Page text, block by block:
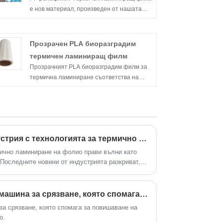
е нов материал, произведен от нашата
модели и е обичан от клиентите.
Прозрачен PLA биоразградим
термичен ламиниращ филм
Прозрачният PLA биоразградим филм за
термична ламиниране съответства на
Съединените щати, а заинтересованите
извадят и поръчват.
Пробив в печатната индустрия с технологията за термично ламиниране
ламиниране на фолио прави вълни като
новини от индустрията разкриват,
материали.
Taian представи нов тип машина за срязване, която спомага за повишаване на ефективността на производството.
срязване, която спомага за повишаване на